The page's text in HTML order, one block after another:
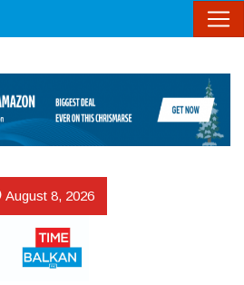
August 8, 2026